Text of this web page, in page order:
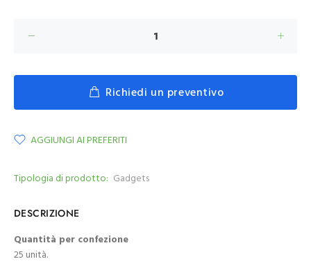
Richiedi un preventivo
AGGIUNGI AI PREFERITI
Tipologia di prodotto: Gadgets
DESCRIZIONE
Quantità per confezione
25 unità.